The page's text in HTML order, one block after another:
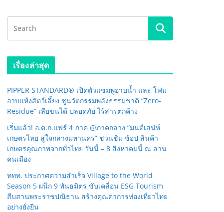
เรื่องล่าสุด
PIPPER STANDARD® เปิดตัวแชมพูอาบน้ำ และ โฟม
อาบแห้งสัตว์เลี้ยง ชูนวัตกรรมพลังธรรมชาติ “Zero-
Residue” เลียขนได้ ปลอดภัย ไร้สารตกค้าง
เริ่มแล้ว! อ.ต.ก.แฟร์ 4 ภาค @ภาคกลาง “มนต์เสน่ห์
เกษตรไทย สู่ใจกลางมหานคร” ชวนชิม ช้อป สินค้า
เกษตรคุณภาพจากทั่วไทย วันนี้ – 8 สิงหาคมนี้ ณ ลาน
คนเมือง
ททท. ประกาศความสำเร็จ Village to the World
Season 5 ผนึก 9 พันธมิตร ขับเคลื่อน ESG Tourism
สืบสานพระราชปณิธาน สร้างคุณค่าการท่องเที่ยวไทย
อย่างยั่งยืน